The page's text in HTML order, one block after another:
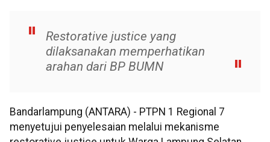
Restorative justice yang
dilaksanakan memperhatikan
arahan dari BP BUMN
Bandarlampung (ANTARA) - PTPN 1 Regional 7
menyetujui penyelesaian melalui mekanisme